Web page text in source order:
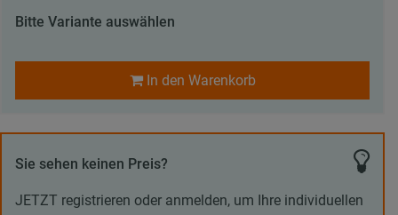
Bitte Variante auswählen
In den Warenkorb
Sie sehen keinen Preis?
JETZT registrieren oder anmelden, um Ihre individuellen